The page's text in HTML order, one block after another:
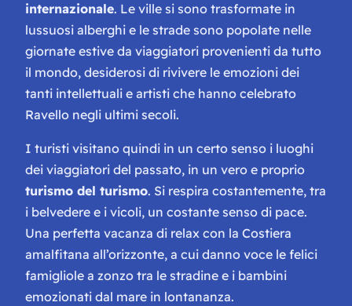
internazionale. Le ville si sono trasformate in
lussuosi alberghi e le strade sono popolate nelle
giornate estive da viaggiatori provenienti da tutto
il mondo, desiderosi di rivivere le emozioni dei
tanti intellettuali e artisti che hanno celebrato
Ravello negli ultimi secoli.
I turisti visitano quindi in un certo senso i luoghi
dei viaggiatori del passato, in un vero e proprio
turismo del turismo. Si respira costantemente, tra
i belvedere e i vicoli, un costante senso di pace.
Una perfetta vacanza di relax con la Costiera
amalfitana all’orizzonte, a cui danno voce le felici
famigliole a zonzo tra le stradine e i bambini
emozionati dal mare in lontananza.